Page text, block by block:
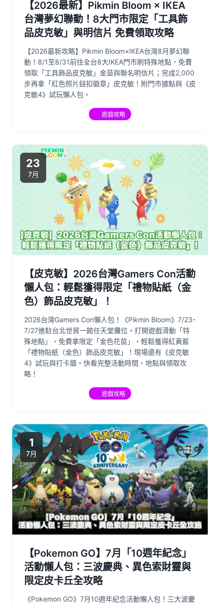
【2026最新】Pikmin Bloom × IKEA
台灣夢幻聯動！8大門市限定「工具飾
品皮克敏」與明信片 免費領取攻略
【2026最新攻略】Pikmin Bloom×IKEA台灣8月夢幻聯
動！8/1至8/31前往全台8大IKEA門市刷特殊地點，免費
領取「工具飾品皮克敏」金苗與聯名明信片；完成2,000
步再拿「紅色照片鈕扣徽章」皮克敏！附門市據點與《皮
克敏4》試玩懶人包。
遊戲攻略
23
7月
【皮克敏】2026台灣Gamers Con活動
懶人包：輕鬆獲得限定「禮物貼紙（金
色）飾品皮克敏」！
2026台灣Gamers Con懶人包！《Pikmin Bloom》7/23-
7/27進駐台北世貿一館任天堂攤位。打開遊戲滑動「特
殊地點」，免費拿限定「金色花苗」，輕鬆獲得紅黃藍
「禮物貼紙（金色）飾品皮克敏」！現場還有《皮克敏
4》試玩與打卡牆。快看完整活動時間、地點與領取攻
略！
遊戲攻略
1
7月
【Pokemon GO】7月「10週年紀念」
活動懶人包：三波慶典、異色索財靈與
限定皮卡丘全攻略
《Pokemon GO》7月10週年紀念活動懶人包！三大波慶